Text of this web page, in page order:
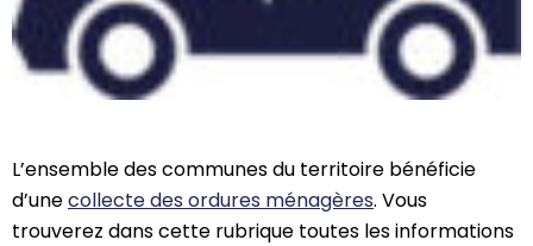
L’ensemble des communes du territoire bénéficie
d’unecollecte des ordures ménagères. Vous
trouverez dans cette rubrique toutes les informations